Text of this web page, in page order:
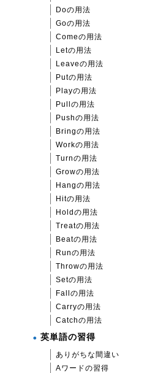
Doの用法
Goの用法
Comeの用法
Letの用法
Leaveの用法
Putの用法
Playの用法
Pullの用法
Pushの用法
Bringの用法
Workの用法
Turnの用法
Growの用法
Hangの用法
Hitの用法
Holdの用法
Treatの用法
Beatの用法
Runの用法
Throwの用法
Setの用法
Fallの用法
Carryの用法
Catchの用法
英単語の習得
ありがちな間違い
Aワードの習得